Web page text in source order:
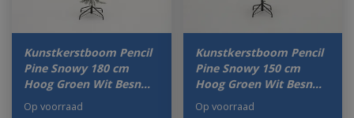
Kunstkerstboom Pencil
Pine Snowy 180 cm
Hoog Groen Wit Besn…
Op voorraad
Kunstkerstboom Pencil
Pine Snowy 150 cm
Hoog Groen Wit Besn…
Op voorraad